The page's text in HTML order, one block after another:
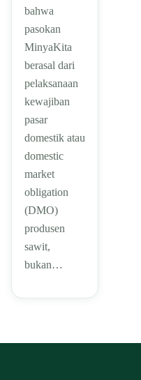
bahwa
pasokan
MinyaKita
berasal dari
pelaksanaan
kewajiban
pasar
domestik atau
domestic
market
obligation
(DMO)
produsen
sawit,
bukan…